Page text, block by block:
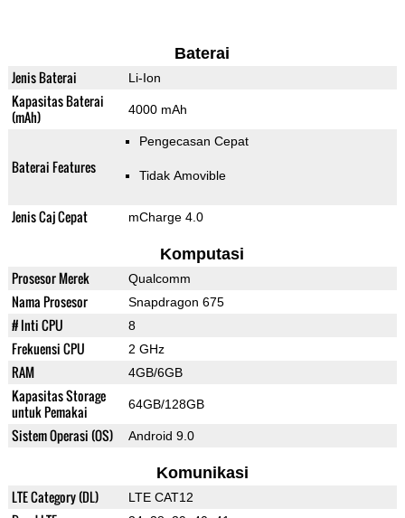
Baterai
Jenis Baterai Li-Ion
Kapasitas Baterai
(mAh)
4000 mAh
Baterai Features
Pengecasan Cepat
Tidak Amovible
Jenis Caj Cepat mCharge 4.0
Komputasi
Prosesor Merek Qualcomm
Nama Prosesor Snapdragon 675
# Inti CPU 8
Frekuensi CPU 2 GHz
RAM 4GB/6GB
Kapasitas Storage
untuk Pemakai
64GB/128GB
Sistem Operasi (OS) Android 9.0
Komunikasi
LTE Category (DL) LTE CAT12